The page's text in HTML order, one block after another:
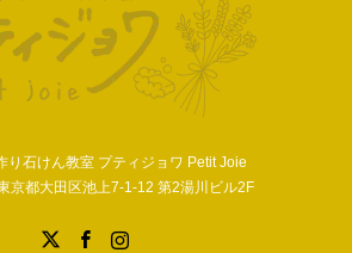
り石けん教室 プティジョワ Petit Joie
京都大田区池上7-1-12 第2湯川ビル2F